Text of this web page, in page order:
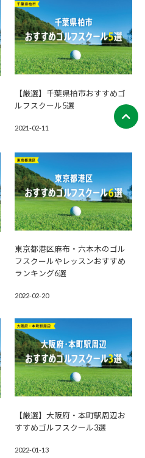
【厳選】千葉県柏市おすすめゴ
ルフスクール5選
2021-02-11
東京都港区麻布・六本木のゴル
フスクールやレッスンおすすめ
ランキング6選
2022-02-20
【厳選】大阪府・本町駅周辺お
すすめゴルフスクール3選
2022-01-13